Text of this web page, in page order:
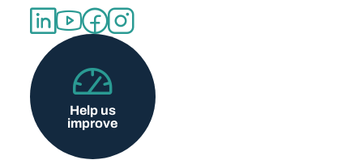
Help us
improve